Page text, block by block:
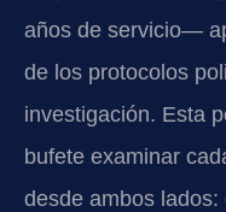
años de servicio—
de los protocolos
investigación. Esta
bufete examinar
desde ambos